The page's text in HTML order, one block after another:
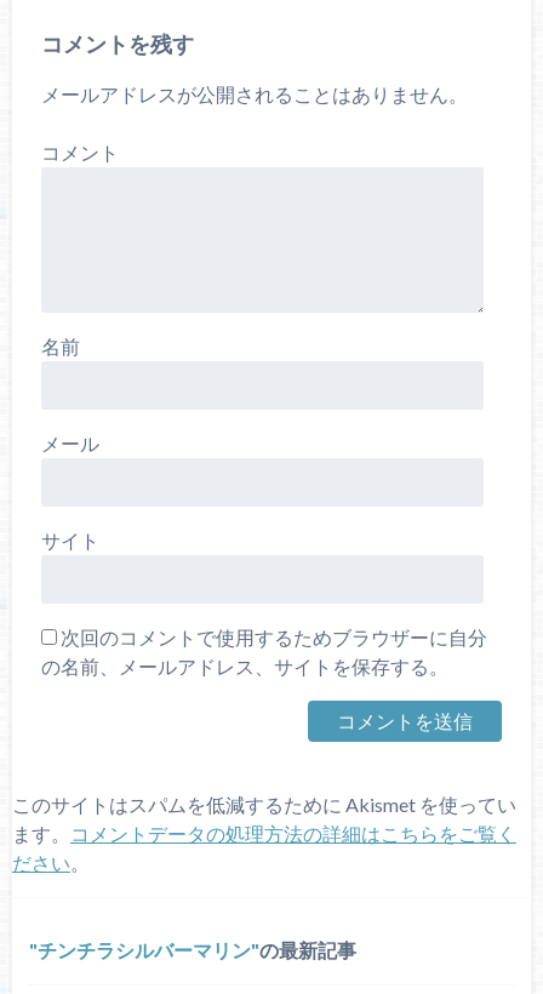
コメントを残す
メールアドレスが公開されることはありません。
コメント
名前
メール
サイト
次回のコメントで使用するためブラウザーに自分
の名前、メールアドレス、サイトを保存する。
このサイトはスパムを低減するために Akismet を使ってい
ます。
コメントデータの処理方法の詳細はこちらをご覧く
ださい。
チンチラシルバーマリン の最新記事